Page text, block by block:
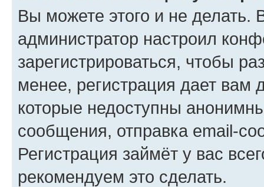
Вы можете этого и не делать.
администратор настроил
зарегистрироваться, чтобы
менее, регистрация дает вам
которые недоступны
сообщения, отправка email-
Регистрация займёт у вас
рекомендуем это сделать.